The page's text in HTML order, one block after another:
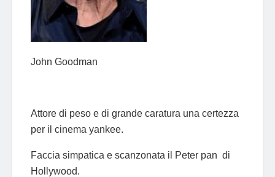
John Goodman
Attore di peso e di grande caratura una certezza
per il cinema yankee.
Faccia simpatica e scanzonata il Peter pan di
Hollywood.